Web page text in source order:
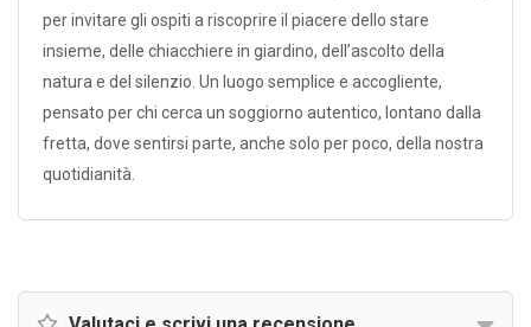
per invitare gli ospiti a riscoprire il piacere dello stare
insieme, delle chiacchiere in giardino, dell’ascolto della
natura e del silenzio. Un luogo semplice e accogliente,
pensato per chi cerca un soggiorno autentico, lontano dalla
fretta, dove sentirsi parte, anche solo per poco, della nostra
quotidianità.